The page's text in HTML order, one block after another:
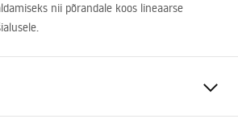
nii põrandale koos lineaarse